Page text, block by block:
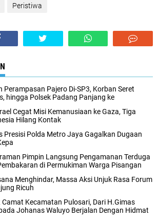
Peristiwa
Perampasan Pajero Di-SP3, Korban Seret
hingga Polsek Padang Panjang ke
Cegat Misi Kemanusiaan ke Gaza, Tiga
Hilang Kontak‎‎
Presisi Polda Metro Jaya Gagalkan Dugaan
Pimpin Langsung Pengamanan Terduga
di Permukiman Warga Pisangan
Menghindar, Massa Aksi Unjuk Rasa Forum
Ricuh
Camat Kecamatan Pulosari, Dari H.Gimas
Johanas Waluyo Berjalan Dengan Hidmat